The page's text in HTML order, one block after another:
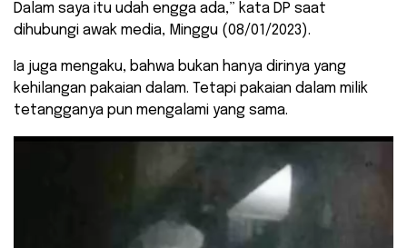
Dalam saya itu udah engga ada,” kata DP saat
dihubungi awak media, Minggu (08/01/2023).
Ia juga mengaku, bahwa bukan hanya dirinya yang
kehilangan pakaian dalam. Tetapi pakaian dalam milik
tetangganya pun mengalami yang sama.